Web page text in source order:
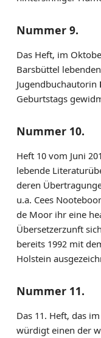
Nummer 9.
Das Heft, im
Barsbüttel
Jugendbuchautorin
Geburtstags
Nummer 10.
Heft 10 vom Juni
lebende
deren
u.a. Cees
de Moor ihr eine
Übersetzerzunft
bereits 1992 mit
Holstein
Nummer 11.
Das 11. Heft, das
würdigt einen der